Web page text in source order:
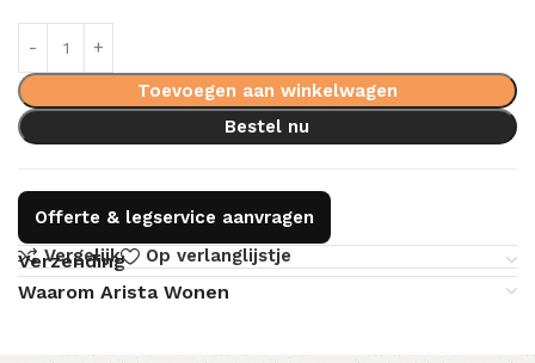
Toevoegen aan winkelwagen
Bestel nu
Offerte & legservice aanvragen
Vergelijk
Op verlanglijstje
Verzending
Waarom Arista Wonen